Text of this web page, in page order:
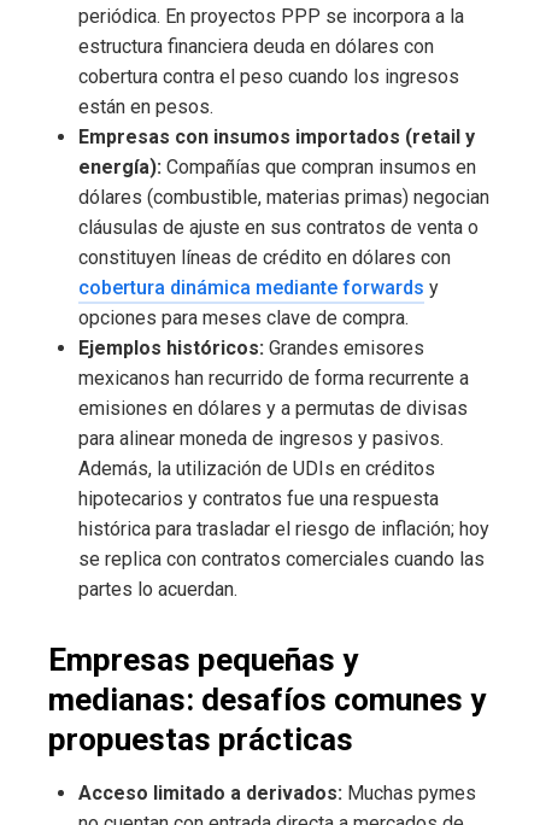
periódica. En proyectos PPP se incorpora a la
estructura financiera deuda en dólares con
cobertura contra el peso cuando los ingresos
están en pesos.
Empresas con insumos importados (retail y
energía): Compañías que compran insumos en
dólares (combustible, materias primas) negocian
cláusulas de ajuste en sus contratos de venta o
constituyen líneas de crédito en dólares con
cobertura dinámica mediante forwards y
opciones para meses clave de compra.
Ejemplos históricos: Grandes emisores
mexicanos han recurrido de forma recurrente a
emisiones en dólares y a permutas de divisas
para alinear moneda de ingresos y pasivos.
Además, la utilización de UDIs en créditos
hipotecarios y contratos fue una respuesta
histórica para trasladar el riesgo de inflación; hoy
se replica con contratos comerciales cuando las
partes lo acuerdan.
Empresas pequeñas y
medianas: desafíos comunes y
propuestas prácticas
Acceso limitado a derivados: Muchas pymes